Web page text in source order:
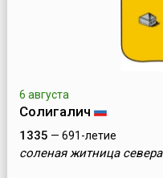
6 августа
Солигалич
1335 — 691-летие
соленая житница севера